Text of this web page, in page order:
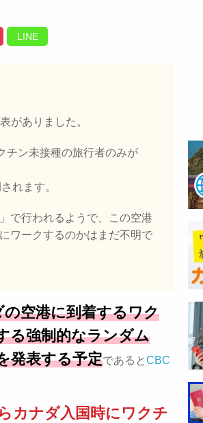
LINE
がありました。
チン未接種の旅行者のみが
れます。
で行われるようで、この空港
ワークするのかはまだ不明で
の空港に到着するワク
る強制的なランダム
発表する予定であるとCBC
カナダ入国時にワクチ